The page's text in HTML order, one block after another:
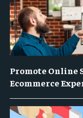
Promote Online
Ecommerce